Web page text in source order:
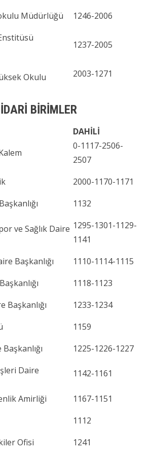
Müdürlüğü
1246-2006
1237-2005
Okulu 2003-1271
İDARİ BİRİMLER
DAHİLİ
0-1117-2506-
2507
2000-1170-1171
1132
ve Sağlık Daire 1295-1301-1129-
1141
Başkanlığı
1110-1114-1115
1118-1123
Başkanlığı
1233-1234
1159
1225-1226-1227
Daire
1142-1161
Amirliği
1167-1151
1112
Ofisi
1241